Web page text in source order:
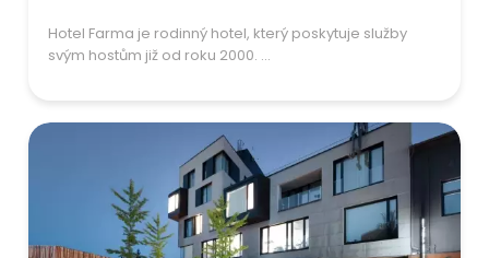
Hotel Farma je rodinný hotel, který poskytuje služby
svým hostům již od roku 2000. ...